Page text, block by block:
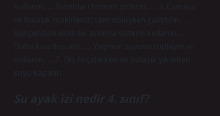
kullanın. … Sızıntıları hemen giderin. … 3. Çamaşır
ve bulaşık makinenizi tam doluyken çalıştırın. …
Bahçenizde akıllı bir sulama sistemi kullanın. …
Daha kısa duş alın. … Yağmur suyunu toplayın ve
kullanın. … 7. Diş fırçalarken ve bulaşık yıkarken
suyu kapatın.
Su ayak izi nedir 4. sınıf?